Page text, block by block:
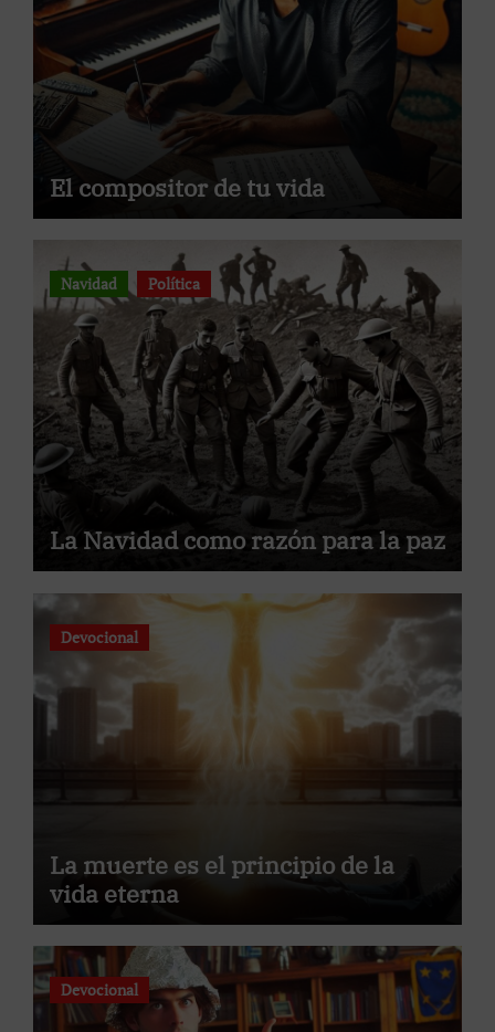
El compositor de tu vida
Navidad Política
La Navidad como razón para la paz
Devocional
La muerte es el principio de la
vida eterna
Devocional